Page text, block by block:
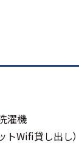
濯機
Wifi貸し出し）